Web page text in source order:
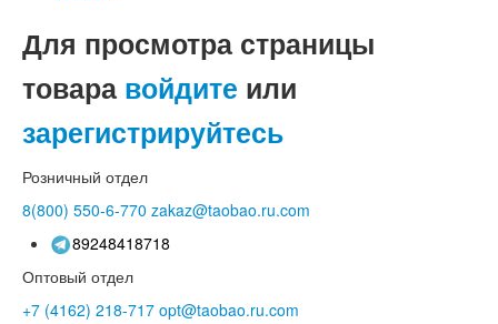
Для просмотра страницы
товара войдите или
зарегистрируйтесь
Розничный отдел
8(800) 550-6-770 zakaz@taobao.ru.com
89248418718
Оптовый отдел
+7 (4162) 218-717 opt@taobao.ru.com